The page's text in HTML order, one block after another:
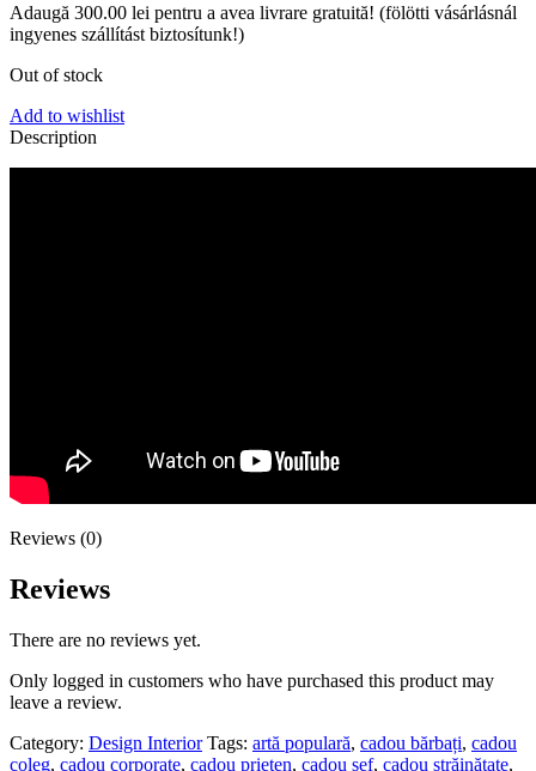
Adaugă 300.00 lei pentru a avea livrare gratuită! (fölötti vásárlásnál
ingyenes szállítást biztosítunk!)
Out of stock
Add to wishlist
Description
Reviews (0)
Reviews
There are no reviews yet.
Only logged in customers who have purchased this product may
leave a review.
Category: Design Interior Tags: artă populară, cadou bărbați, cadou
coleg, cadou corporate, cadou prieten, cadou șef, cadou străinătate,